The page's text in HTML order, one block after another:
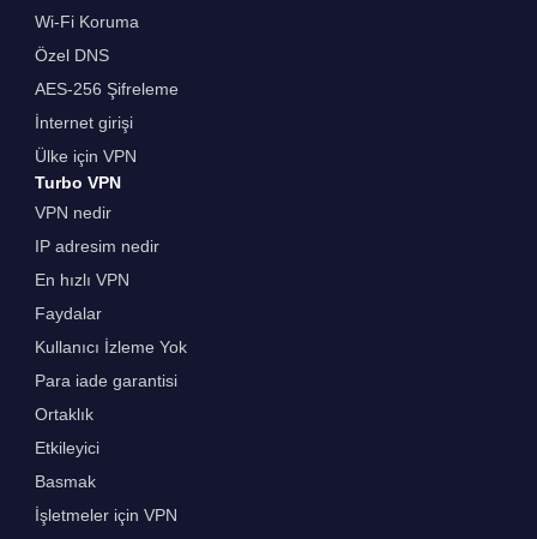
Wi-Fi Koruma
Özel DNS
AES-256 Şifreleme
İnternet girişi
Ülke için VPN
Turbo VPN
VPN nedir
IP adresim nedir
En hızlı VPN
Faydalar
Kullanıcı İzleme Yok
Para iade garantisi
Ortaklık
Etkileyici
Basmak
İşletmeler için VPN